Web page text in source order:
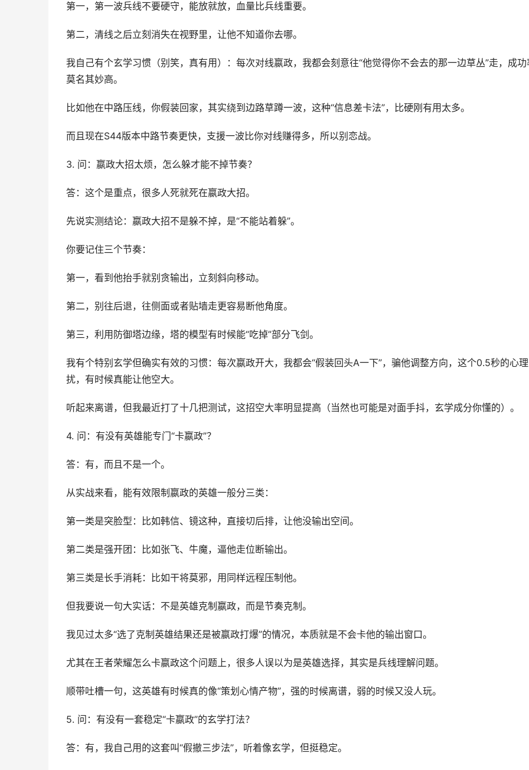
第一，第一波兵线不要硬守，能放就放，血量比兵线重要。
第二，清线之后立刻消失在视野里，让他不知道你去哪。
我自己有个玄学习惯（别笑，真有用）：每次对线嬴政，我都会刻意往“他觉得你不会去的那一边草丛”走，成功
莫名其妙高。
比如他在中路压线，你假装回家，其实绕到边路草蹲一波，这种“信息差卡法”，比硬刚有用太多。
而且现在S44版本中路节奏更快，支援一波比你对线赚得多，所以别恋战。
3. 问：嬴政大招太烦，怎么躲才能不掉节奏？
答：这个是重点，很多人死就死在嬴政大招。
先说实测结论：嬴政大招不是躲不掉，是“不能站着躲”。
你要记住三个节奏：
第一，看到他抬手就别贪输出，立刻斜向移动。
第二，别往后退，往侧面或者贴墙走更容易断他角度。
第三，利用防御塔边缘，塔的模型有时候能“吃掉”部分飞剑。
我有个特别玄学但确实有效的习惯：每次嬴政开大，我都会“假装回头A一下”，骗他调整方向，这个0.5秒的心
扰，有时候真能让他空大。
听起来离谱，但我最近打了十几把测试，这招空大率明显提高（当然也可能是对面手抖，玄学成分你懂的）。
4. 问：有没有英雄能专门“卡嬴政”？
答：有，而且不是一个。
从实战来看，能有效限制嬴政的英雄一般分三类：
第一类是突脸型：比如韩信、镜这种，直接切后排，让他没输出空间。
第二类是强开团：比如张飞、牛魔，逼他走位断输出。
第三类是长手消耗：比如干将莫邪，用同样远程压制他。
但我要说一句大实话：不是英雄克制嬴政，而是节奏克制。
我见过太多“选了克制英雄结果还是被嬴政打爆”的情况，本质就是不会卡他的输出窗口。
尤其在王者荣耀怎么卡嬴政这个问题上，很多人误以为是英雄选择，其实是兵线理解问题。
顺带吐槽一句，这英雄有时候真的像“策划心情产物”，强的时候离谱，弱的时候又没人玩。
5. 问：有没有一套稳定“卡嬴政”的玄学打法？
答：有，我自己用的这套叫“假撤三步法”，听着像玄学，但挺稳定。